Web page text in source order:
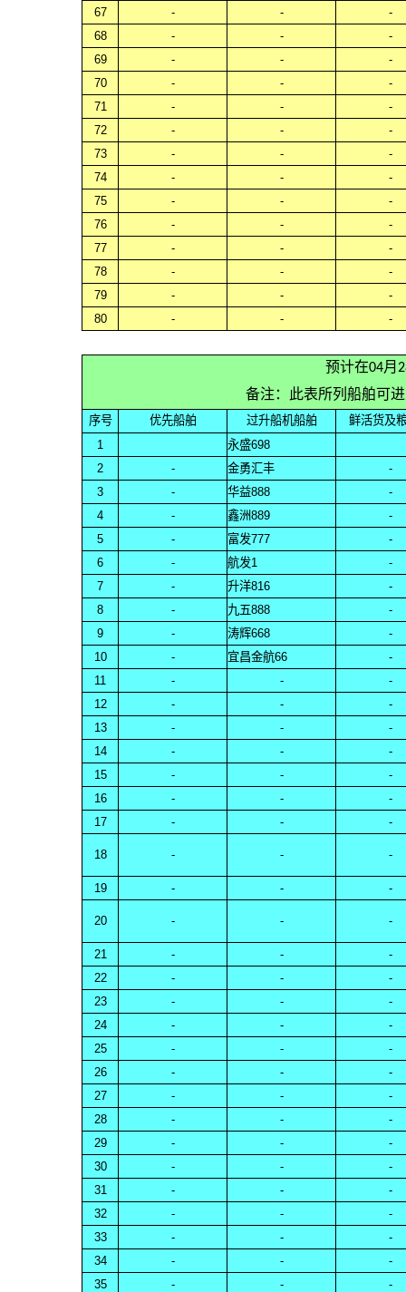
67
- -
-
68
- -
-
69
- -
-
70
- -
-
71
- -
-
72
- -
-
73
- -
-
74
- -
-
75
- -
-
76
- -
-
77
- -
-
78
- -
-
79
- -
-
80
- - -
预计在04月
备注：此表所列船舶可
序号 优先船舶 过升船机船舶 鲜活货及
1
永盛698
2
- 金勇汇丰
-
3
- 华益888
-
4
- 鑫洲889
-
5
- 富发777
-
6
- 航发1
-
7
- 升洋816
-
8
- 九五888
-
9
- 涛辉668
-
10
- 宜昌金航66
-
11
- -
-
12
- -
-
13
- -
-
14
- -
-
15
- -
-
16
- -
-
17
- - -
18 - - -
19 - - -
20 - - -
21 - -
-
22
- -
-
23
- -
-
24
- -
-
25
- -
-
26
- -
-
27
- -
-
28
- -
-
29
- -
-
30
- -
-
31
- -
-
32
- -
-
33
- -
-
34
- -
-
35
- - -